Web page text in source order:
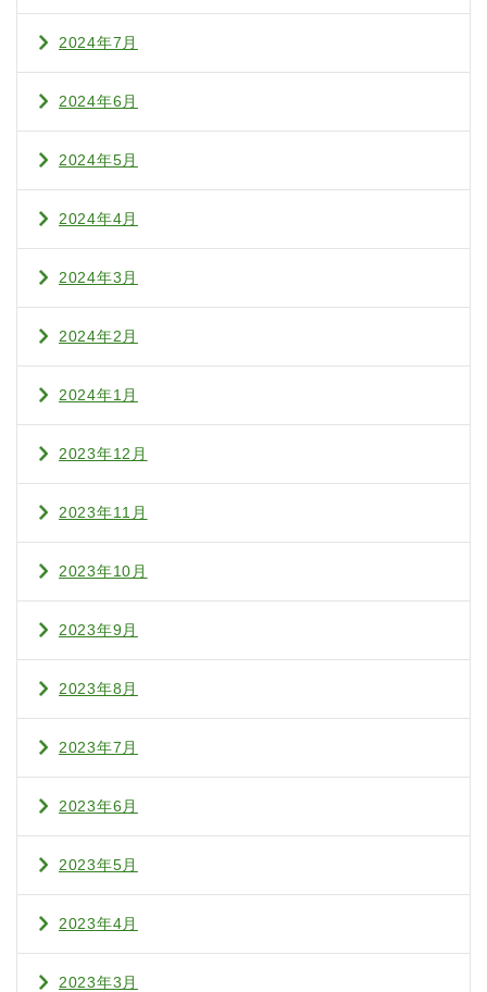
2024年7月
2024年6月
2024年5月
2024年4月
2024年3月
2024年2月
2024年1月
2023年12月
2023年11月
2023年10月
2023年9月
2023年8月
2023年7月
2023年6月
2023年5月
2023年4月
2023年3月